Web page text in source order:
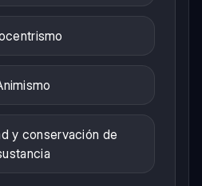
y conservación de